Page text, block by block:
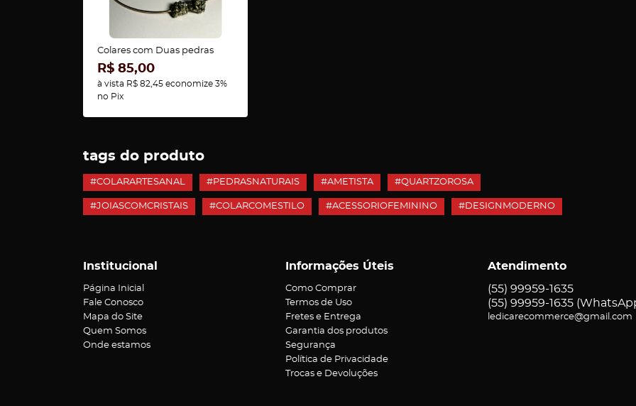
Colares com Duas pedras
R$ 85,00
à vista R$ 82,45 economize 3%
no Pix
tags do produto
#COLARARTESANAL #PEDRASNATURAIS #AMETISTA #QUARTZOROSA
#JOIASCOMCRISTAIS #COLARCOMESTILO #ACESSORIOFEMININO #DESIGNMODERNO
Institucional
Página Inicial
Fale Conosco
Mapa do Site
Quem Somos
Onde estamos
Informações Úteis
Como Comprar
Termos de Uso
Fretes e Entrega
Garantia dos produtos
Segurança
Política de Privacidade
Trocas e Devoluções
Atendimento
(55) 99959-1635
(55) 99959-1635
ledicarecommerce@gmail.com